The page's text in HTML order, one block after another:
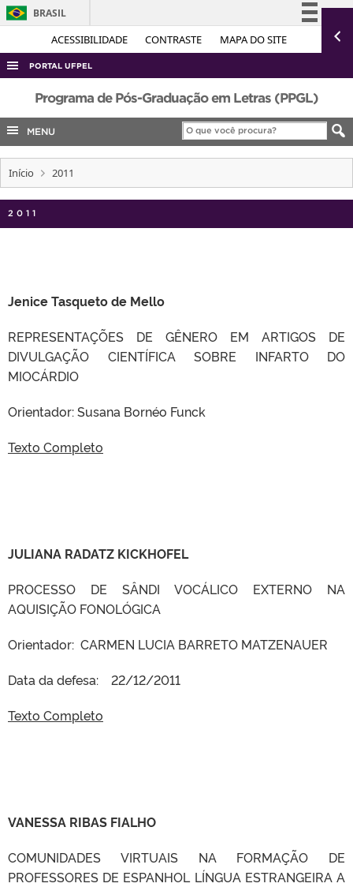
ACESSIBILIDADE CONTRASTE MAPA DO SITE
BRASIL
Simplifique!
Acesso à informação
Legislação
Canais
PORTAL UFPEL
ACESSO À INFORMAÇÃO
AUDITORIA
COBALTO
CONCURSOS
EDITAIS
INTERNACIONAL
TELEFONES
Programa de Pós-Graduação em Letras (PPGL)
MENU
Início 2011
2011
Jenice Tasqueto de Mello
REPRESENTAÇÕES DE GÊNERO EM ARTIGOS DE
DIVULGAÇÃO CIENTÍFICA SOBRE INFARTO DO
MIOCÁRDIO
Orientador: Susana Bornéo Funck
Texto Completo
JULIANA RADATZ KICKHOFEL
PROCESSO DE SÂNDI VOCÁLICO EXTERNO NA
AQUISIÇÃO FONOLÓGICA
Orientador: CARMEN LUCIA BARRETO MATZENAUER
Data da defesa: 22/12/2011
Texto Completo
VANESSA RIBAS FIALHO
COMUNIDADES VIRTUAIS NA FORMAÇÃO DE
PROFESSORES DE ESPANHOL LÍNGUA ESTRANGEIRA A